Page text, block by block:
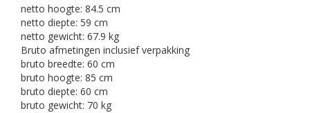
netto hoogte: 84.5 cm
netto diepte: 59 cm
netto gewicht: 67.9 kg
Bruto afmetingen inclusief verpakking
bruto breedte: 60 cm
bruto hoogte: 85 cm
bruto diepte: 60 cm
bruto gewicht: 70 kg